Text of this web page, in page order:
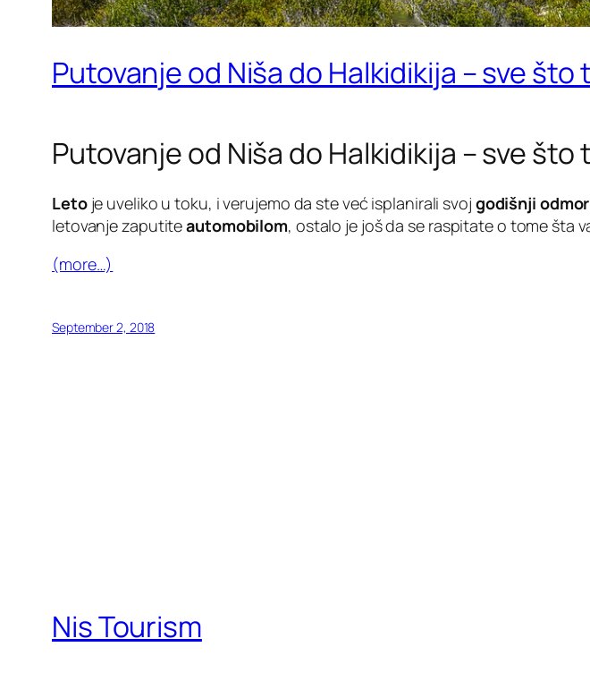
Putovanje od Niša do Halkidikija – sve
Putovanje od Niša do Halkidikija – sve
Letoje uveliko u toku, i verujemo da ste već isplanirali svoj godišnji odmor
letovanje zaputiteautomobilom, ostalo je još da se raspitate o tome šta
(more…)
September 2, 2018
Nis Tourism